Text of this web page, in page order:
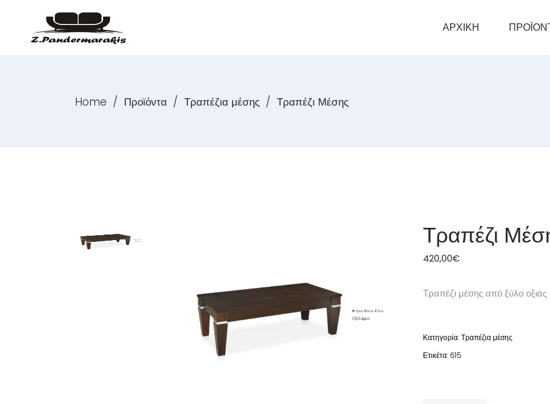
ΑΡΧΙΚΗ
Home / Προϊόντα / Τραπέζια μέσης / Τραπέζι Μέσης
Τραπέζι
420,00€
Τραπέζι μέσης από ξύλο
Κατηγορία:Τραπέζια μέσης
Ετικέτα: 615